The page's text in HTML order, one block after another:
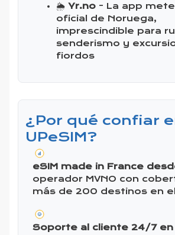
🌦️ Yr.no - La app
oficial de Noruega,
imprescindible para
senderismo y
fiordos
¿Por qué confiar
UPeSIM?
eSIM made in France
operador MVNO con
más de 200 destinos en
Soporte al cliente 24/7 en